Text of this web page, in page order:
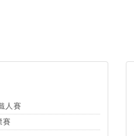
人賽
賽